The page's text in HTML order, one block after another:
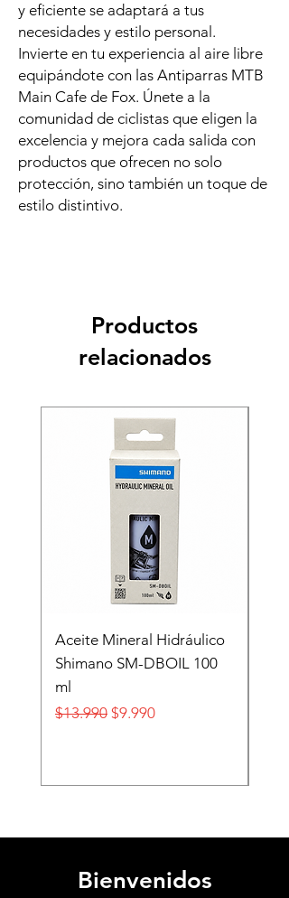
y eficiente se adaptará a tus
necesidades y estilo personal.
Invierte en tu experiencia al aire libre
equipándote con las Antiparras MTB
Main Cafe de Fox. Únete a la
comunidad de ciclistas que eligen la
excelencia y mejora cada salida con
productos que ofrecen no solo
protección, sino también un toque de
estilo distintivo.
Productos
relacionados
Aceite Mineral Hidráulico
Shimano SM-DBOIL 100
ml
Precio
$13.990 Precio de oferta
$9.990
Bienvenidos